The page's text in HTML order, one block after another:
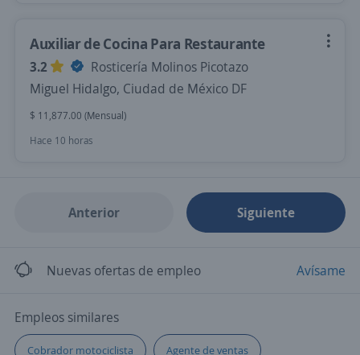
Auxiliar de Cocina Para Restaurante
3.2
Rosticería Molinos Picotazo
Miguel Hidalgo, Ciudad de México DF
$ 11,877.00 (Mensual)
Hace 10 horas
Anterior Siguiente
Nuevas ofertas de empleo Avísame
Empleos similares
Cobrador motociclista Agente de ventas